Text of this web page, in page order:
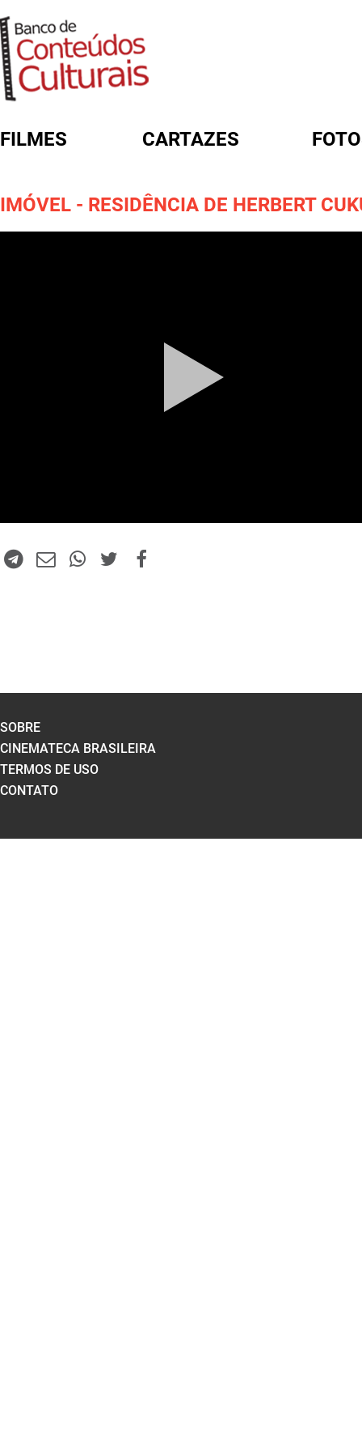
FILMES CARTAZES
IMÓVEL - RESIDÊNCIA DE HERBERT
FORMULÁRIO DE BUSCA
SOBRE
CINEMATECA BRASILEIRA
TERMOS DE USO
CONTATO